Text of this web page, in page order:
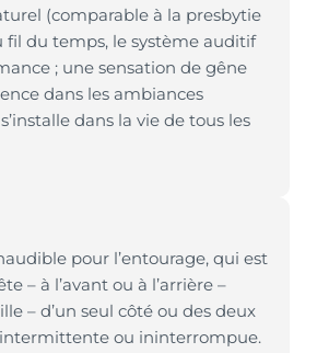
(comparable à la presbytie
fil du temps, le système auditif
; une sensation de gêne
dans les ambiances
dans la vie de tous les
pour l’entourage, qui est
– à l’avant ou à l’arrière –
– d’un seul côté ou des deux
ou ininterrompue.